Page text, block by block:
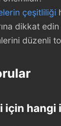
çeşitliliği
dikkat
düzenli
için hangi